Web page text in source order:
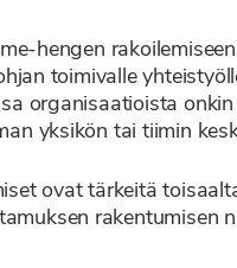
hengen
toimivalle
organisaatioista
yksikön tai tiimin
ovat tärkeitä
rakentumisen